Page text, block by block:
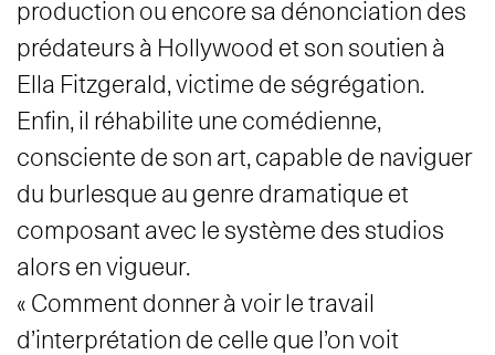
production ou encore sa dénonciation des
prédateurs à Hollywood et son soutien à
Ella Fitzgerald, victime de ségrégation.
Enfin, il réhabilite une comédienne,
consciente de son art, capable de naviguer
du burlesque au genre dramatique et
composant avec le système des studios
alors en vigueur.
« Comment donner à voir le travail
d’interprétation de celle que l’on voit